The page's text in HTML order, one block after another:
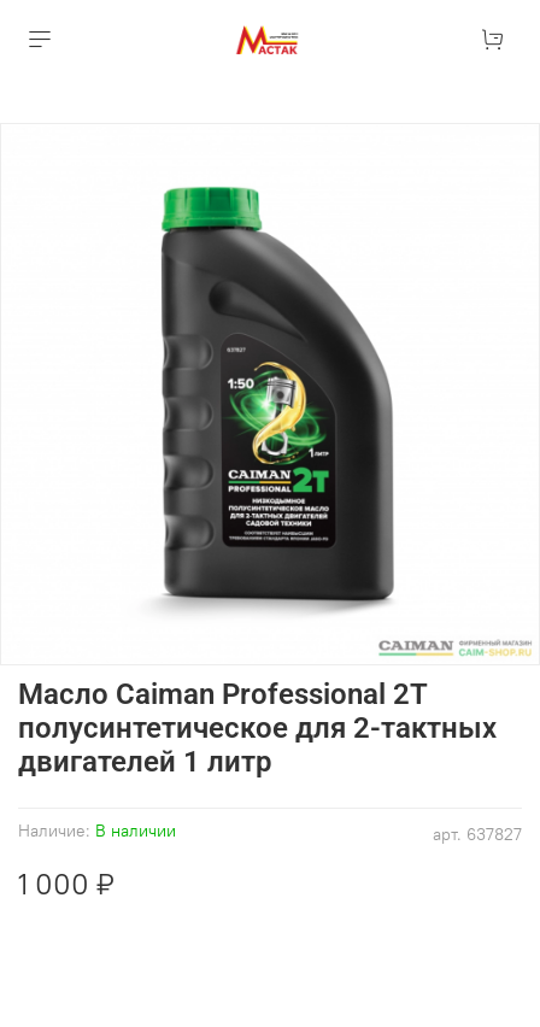
арт. 637827
Наличие: В наличии
Масло Caiman Professional 2T
полусинтетическое для 2-тактных
двигателей 1 литр
1 000 ₽